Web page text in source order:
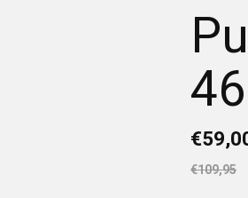
€109,95